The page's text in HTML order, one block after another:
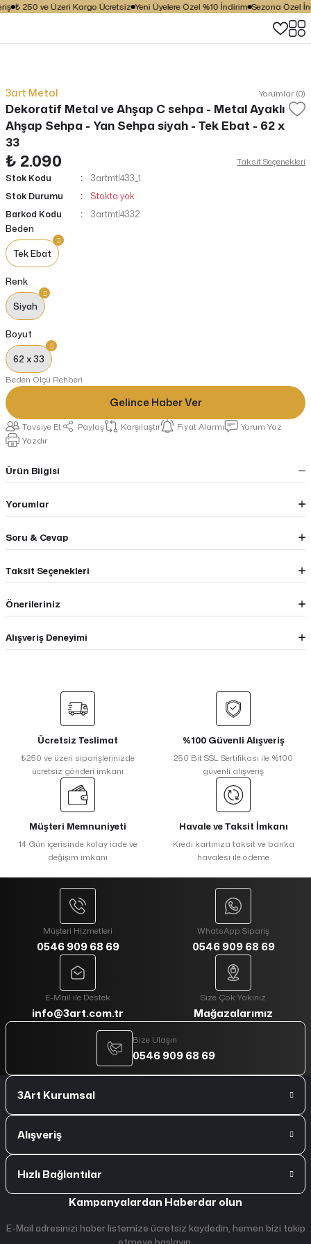
₺ 250 ve Üzeri Kargo Ücretsiz Yeni Üyelere Özel %10 İndirim Sezona Özel
3art Metal Yorumlar (0)
Dekoratif Metal ve Ahşap C sehpa - Metal Ayaklı
Ahşap Sehpa - Yan Sehpa siyah - Tek Ebat - 62 x
33
₺ 2.090
Taksit Seçenekleri
Stok Kodu
3artmtl433_1
Stok Durumu
Stokta yok
Barkod Kodu
3artmtl4332
Beden
Tek Ebat
Renk
Siyah
Boyut
62 x 33
Beden Ölçü Rehberi
Gelince Haber Ver
Tavsiye Et Paylaş Karşılaştır Fiyat Alarmı
Yorum Yaz
Yazdır
Ürün Bilgisi
Yorumlar
Soru & Cevap
Taksit Seçenekleri
Önerileriniz
Alışveriş Deneyimi
Ücretsiz Teslimat
₺250 ve üzeri siparişlerinizde
ücretsiz gönderi imkanı
%100 Güvenli Alışveriş
250 Bit SSL Sertifikası ile %100
güvenli alışveriş
Müşteri Memnuniyeti
14 Gün içerisinde kolay iade ve
değişim imkanı
Havale ve Taksit İmkanı
Kredi kartınıza taksit ve banka
havalesi ile ödeme
Müşteri Hizmetleri
0546 909 68 69
WhatsApp Sipariş
0546 909 68 69
E-Mail ile Destek
info@3art.com.tr
Size Çok Yakınız
Mağazalarımız
Bize Ulaşın
0546 909 68 69
3Art Kurumsal
Alışveriş
Hızlı Bağlantılar
Kampanyalardan Haberdar olun
E-Mail adresinizi haber listemize ücretsiz kaydedin, hemen bizi takip